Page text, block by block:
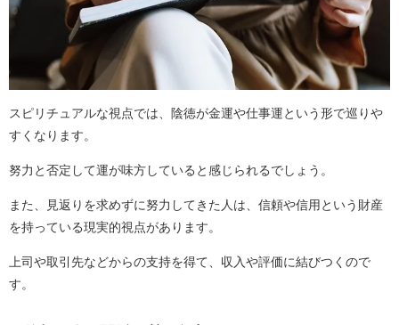
スピリチュアルな視点では、陰徳が金運や仕事運という形で巡りや
すくなります。
努力と否定して運が味方していると感じられるでしょう。
また、見返りを求めずに努力してきた人は、信頼や信用という財産
を持っている現実的視点があります。
上司や取引先などからの支持を得て、収入や評価に結びつくので
す。